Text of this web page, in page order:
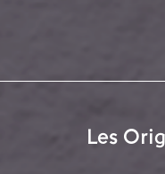
Les